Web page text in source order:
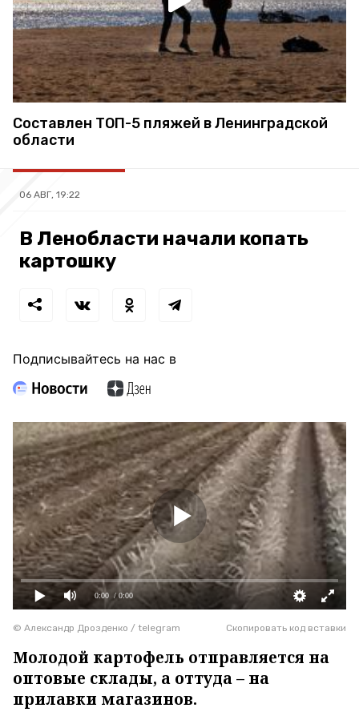
Составлен ТОП-5 пляжей в Ленинградской
области
06 АВГ, 19:22
В Ленобласти начали копать
картошку
Подписывайтесь на нас в
0:00 / 0:00
Скопировать код вставки
© Александр Дрозденко / telegram
Молодой картофель отправляется на
оптовые склады, а оттуда – на
прилавки магазинов.